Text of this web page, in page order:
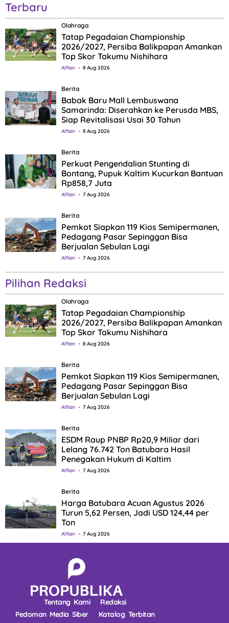
Terbaru
Olahraga
Tatap Pegadaian Championship
2026/2027, Persiba Balikpapan Amankan
Top Skor Takumu Nishihara
Alfian 8 Aug 2026
Berita
Babak Baru Mall Lembuswana
Samarinda: Diserahkan ke Perusda MBS,
Siap Revitalisasi Usai 30 Tahun
Alfian 8 Aug 2026
Berita
Perkuat Pengendalian Stunting di
Bontang, Pupuk Kaltim Kucurkan Bantuan
Rp858,7 Juta
Alfian 7 Aug 2026
Berita
Pemkot Siapkan 119 Kios Semipermanen,
Pedagang Pasar Sepinggan Bisa
Berjualan Sebulan Lagi
Alfian 7 Aug 2026
Pilihan Redaksi
Olahraga
Tatap Pegadaian Championship
2026/2027, Persiba Balikpapan Amankan
Top Skor Takumu Nishihara
Alfian 8 Aug 2026
Berita
Pemkot Siapkan 119 Kios Semipermanen,
Pedagang Pasar Sepinggan Bisa
Berjualan Sebulan Lagi
Alfian 7 Aug 2026
Berita
ESDM Raup PNBP Rp20,9 Miliar dari
Lelang 76.742 Ton Batubara Hasil
Penegakan Hukum di Kaltim
Alfian 7 Aug 2026
Berita
Harga Batubara Acuan Agustus 2026
Turun 5,62 Persen, Jadi USD 124,44 per
Ton
Alfian 7 Aug 2026
Tentang Kami
Redaksi
Pedoman Media Siber
Katalog Terbitan